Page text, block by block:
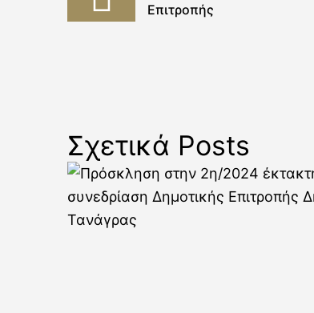
Επιτροπής
Σχετικά Posts